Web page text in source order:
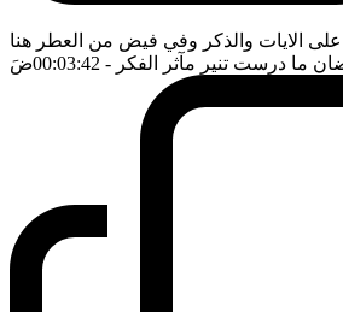
على الايات والذكر وفي فيض من العطر هنا
ما درست تنير مآثر الفكر - 00:03:42 ضَ